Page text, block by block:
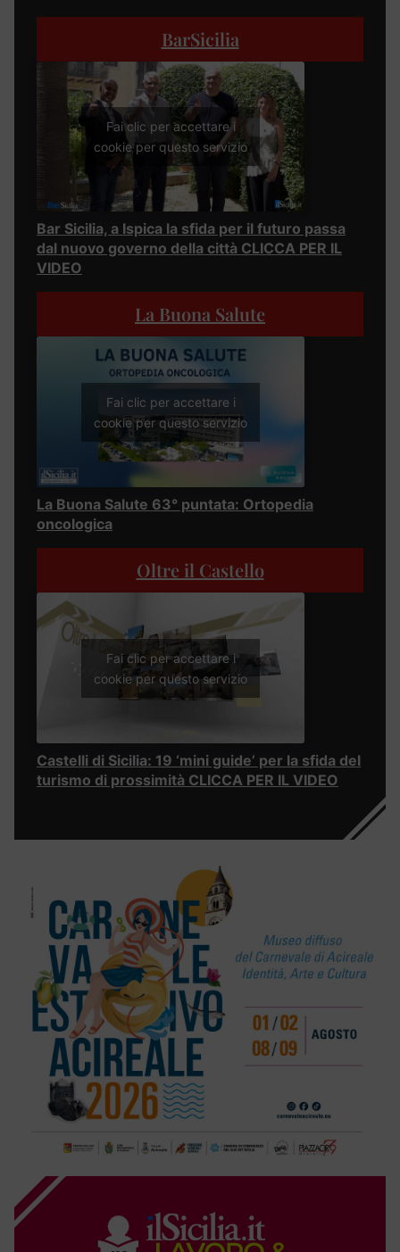
BarSicilia
Fai clic per accettare i
cookie per questo servizio
Bar Sicilia, a Ispica la sfida per il futuro passa
dal nuovo governo della città CLICCA PER IL
VIDEO
La Buona Salute
Fai clic per accettare i
cookie per questo servizio
La Buona Salute 63° puntata: Ortopedia
oncologica
Oltre il Castello
Fai clic per accettare i
cookie per questo servizio
Castelli di Sicilia: 19 ‘mini guide’ per la sfida del
turismo di prossimità CLICCA PER IL VIDEO